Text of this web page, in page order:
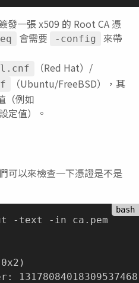
發一張 x509 的 Root CA 憑
會需要 -config
來帶
（Red Hat）/
（Ubuntu/FreeBSD），其
（例如
定值）。
可以來檢查一下憑證是不是
-text -in ca.pem
0x2 )